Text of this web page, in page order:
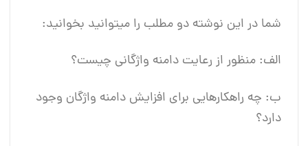
شما در این نوشته دو مطلب را میتوانید بخوانید:
الف: منظور از رعایت دامنه واژگانی چیست؟
ب: چه راهکارهایی برای افزایش دامنه واژگان وجود
دارد؟